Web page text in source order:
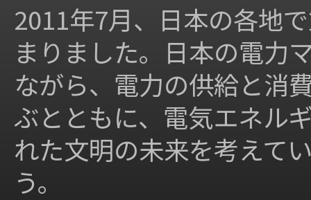
2011年7月、日本の各地
まりました。日本の電力
ながら、電力の供給と消
ぶとともに、電気エネル
れた文明の未来を考えて
う。